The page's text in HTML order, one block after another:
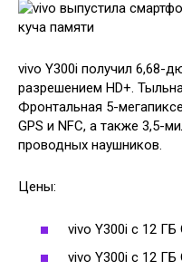
vivo Y300i получил 6,68-
разрешением HD+.
Фронтальная 5-
GPS и NFC, а также 3,5-
проводных наушников.
Цены:
vivo Y300i с 12
vivo Y300i с 12